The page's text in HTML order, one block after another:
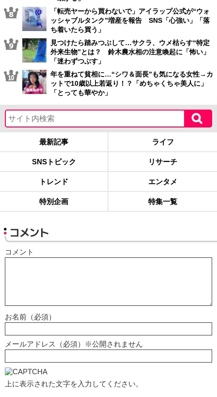
「転売ヤーから買わないで」アイラップ公式が“ウォ
ッシャブルタンク”増産を報告 SNS「心強い」「落
ち着いたら買う」
見つけたら踏みつぶして…サクラ、ウメ枯らす“特定
外来生物”とは？ 鈴木農水相の注意喚起に「怖い」
「迷わずつぶす」
年を重ねて貧相に…“シワ＆面長”も気になる女性→カ
ットで10歳以上若返り！？「めちゃくちゃ美人に」
「とっても華やか」
最新記事 ライフ
SNSトピック リサーチ
トレンド エンタメ
特別企画 特集一覧
コメント
コメント
お名前（必須）
メールアドレス（必須）※公開されません
上に表示された文字を入力してください。